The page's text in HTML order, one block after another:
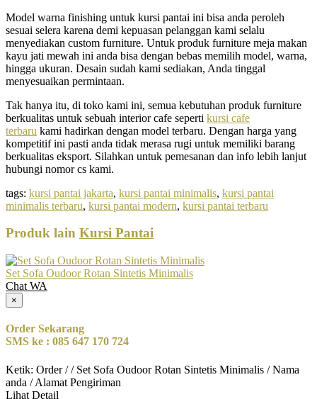
Model warna finishing untuk kursi pantai ini bisa anda peroleh
sesuai selera karena demi kepuasan pelanggan kami selalu
menyediakan custom furniture. Untuk produk furniture meja makan
kayu jati mewah ini anda bisa dengan bebas memilih model, warna,
hingga ukuran. Desain sudah kami sediakan, Anda tinggal
menyesuaikan permintaan.
Tak hanya itu, di toko kami ini, semua kebutuhan produk furniture
berkualitas untuk sebuah interior cafe seperti kursi cafe
terbaru kami hadirkan dengan model terbaru. Dengan harga yang
kompetitif ini pasti anda tidak merasa rugi untuk memiliki barang
berkualitas eksport. Silahkan untuk pemesanan dan info lebih lanjut
hubungi nomor cs kami.
tags: kursi pantai jakarta, kursi pantai minimalis, kursi pantai
minimalis terbaru, kursi pantai modern, kursi pantai terbaru
Produk lain Kursi Pantai
Set Sofa Oudoor Rotan Sintetis Minimalis
Chat WA
×
Order Sekarang
SMS ke : 085 647 170 724
Ketik: Order / / Set Sofa Oudoor Rotan Sintetis Minimalis / Nama
anda / Alamat Pengiriman
Lihat Detail